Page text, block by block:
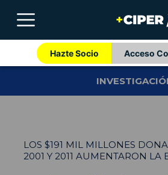
Hazte Socio Acceso
LOS $191 MIL MILLONES
2001 Y 2011 AUMENTARON LA